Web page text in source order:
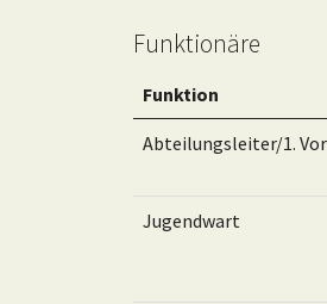
Funktionäre
Funktion
Abteilungsleiter/1.
Jugendwart